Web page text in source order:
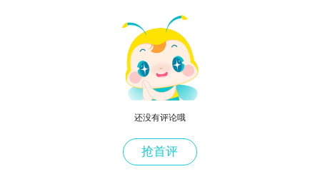
现在年轻人工作压力大，白天没
有时间娱乐，所以放松时间都放到了晚上，熬夜
几乎成了家常便饭，严重影响了夜间身体的休息
重油重盐等重口味食物摄入量过
多，对内脏造成过大的压力。
还没有评论哦
抢首评